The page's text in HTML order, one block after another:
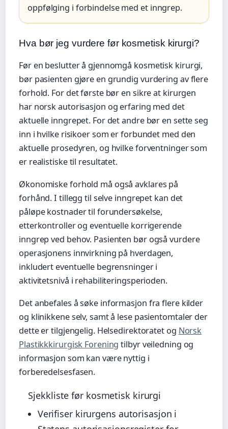
oppfølging i forbindelse med et inngrep.
Hva bør jeg vurdere før kosmetisk kirurgi?
Før en beslutter å gjennomgå kosmetisk kirurgi,
bør pasienten gjøre en grundig vurdering av flere
forhold. For det første bør en sikre at kirurgen
har norsk autorisasjon og erfaring med det
aktuelle inngrepet. For det andre bør en sette seg
inn i hvilke risikoer som er forbundet med den
aktuelle prosedyren, og hvilke forventninger som
er realistiske til resultatet.
Økonomiske forhold må også avklares på
forhånd. I tillegg til selve inngrepet kan det
påløpe kostnader til forundersøkelse,
etterkontroller og eventuelle korrigerende
inngrep ved behov. Pasienten bør også vurdere
operasjonens innvirkning på hverdagen,
inkludert eventuelle begrensninger i
aktivitetsnivå i rehabiliteringsperioden.
Det anbefales å søke informasjon fra flere kilder
og klinikkene selv, samt å lese pasientomtaler der
dette er tilgjengelig. Helsedirektoratet og Norsk
Plastikkkirurgisk Forening tilbyr veiledning og
informasjon som kan være nyttig i
forberedelsesfasen.
Sjekkliste før kosmetisk kirurgi
Verifiser kirurgens autorisasjon i